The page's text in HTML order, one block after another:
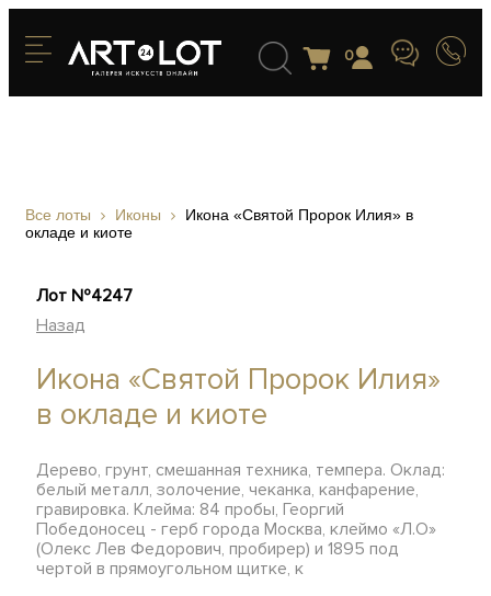
0
Все лоты Иконы
Икона «Святой Пророк Илия» в
окладе и киоте
Лот №4247
Назад
Икона «Святой Пророк Илия»
в окладе и киоте
Дерево, грунт, смешанная техника, темпера. Оклад:
белый металл, золочение, чеканка, канфарение,
гравировка. Клейма: 84 пробы, Георгий
Победоносец - герб города Москва, клеймо «Л.О»
(Олекс Лев Федорович, пробирер) и 1895 под
чертой в прямоугольном щитке, к